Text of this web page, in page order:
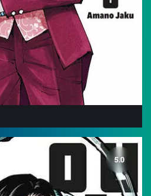
5.0